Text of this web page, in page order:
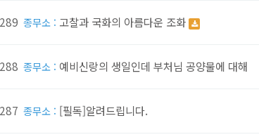
종무소 : 고찰과 국화의 아름다운 조화
종무소 : 예비신랑의 생일인데 부처님 공양물에 대해
종무소 : [필독]알려드립니다.